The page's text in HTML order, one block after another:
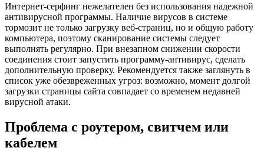
Интернет-серфинг нежелателен без использования надежной
антивирусной программы. Наличие вирусов в системе
тормозит не только загрузку веб-страниц, но и общую работу
компьютера, поэтому сканирование системы следует
выполнять регулярно. При внезапном снижении скорости
соединения стоит запустить программу-антивирус, сделать
дополнительную проверку. Рекомендуется также заглянуть в
список уже обезвреженных угроз: возможно, момент долгой
загрузки страницы сайта совпадает со временем недавней
вирусной атаки.
Проблема с роутером, свитчем или
кабелем